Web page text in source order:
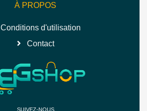
À PROPOS
Conditions d'utilisation
Contact
SUIVEZ-NOUS